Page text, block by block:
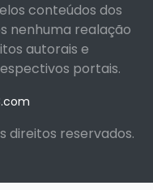
conteúdos dos
nenhuma realação
autorais e
portais.
direitos reservados.